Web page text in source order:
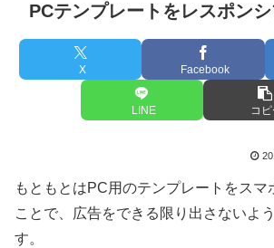
PCテンプレートをレスポン
X Facebook
LINE コピ
もともとはPC用のテンプレートをスマ
ことで、広告をできる限り出さないよ
す。